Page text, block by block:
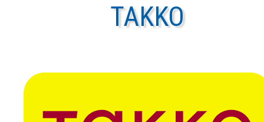
TAKKO